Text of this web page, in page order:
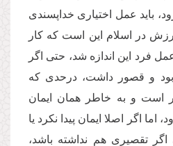
باید عمل اختیاری خداپسندی
در اسلام این است که کار
فرد این اندازه شد، حتی اگر
بود و قصور داشت، درحدی که
است و به خاطر همان ایمان
اگر اصلا ایمان پیدا نکرد یا
تقصیری هم نداشته باشد،